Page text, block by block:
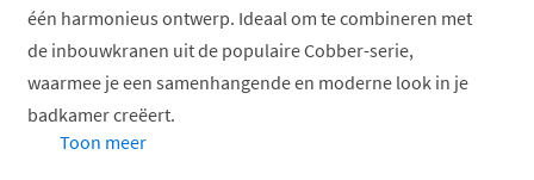
één harmonieus ontwerp. Ideaal om te combineren met
de inbouwkranen uit de populaire Cobber-serie,
waarmee je een samenhangende en moderne look in je
badkamer creëert.
Toon meer